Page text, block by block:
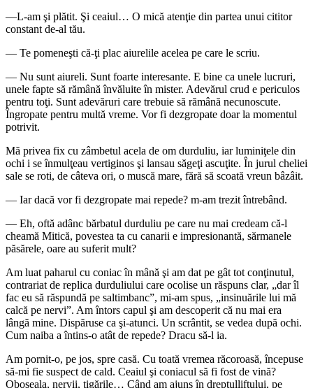
—L-am şi plătit. Şi ceaiul… O mică atenţie din partea unui cititor
constant de-al tău.
— Te pomeneşti că-ţi plac aiurelile acelea pe care le scriu.
— Nu sunt aiureli. Sunt foarte interesante. E bine ca unele lucruri,
unele fapte să rămână învăluite în mister. Adevărul crud e periculos
pentru toţi. Sunt adevăruri care trebuie să rămână necunoscute.
Îngropate pentru multă vreme. Vor fi dezgropate doar la momentul
potrivit.
Mă privea fix cu zâmbetul acela de om durduliu, iar luminiţele din
ochi i se înmulţeau vertiginos şi lansau săgeţi ascuţite. În jurul cheliei
sale se roti, de câteva ori, o muscă mare, fără să scoată vreun bâzâit.
— Iar dacă vor fi dezgropate mai repede? m-am trezit întrebând.
— Eh, oftă adânc bărbatul durduliu pe care nu mai credeam că-l
cheamă Mitică, povestea ta cu canarii e impresionantă, sărmanele
păsărele, oare au suferit mult?
Am luat paharul cu coniac în mână şi am dat pe gât tot conţinutul,
contrariat de replica durduliului care ocolise un răspuns clar, „dar îl
fac eu să răspundă pe saltimbanc”, mi-am spus, „insinuările lui mă
calcă pe nervi”. Am întors capul şi am descoperit că nu mai era
lângă mine. Dispăruse ca şi-atunci. Un scrântit, se vedea după ochi.
Cum naiba a întins-o atât de repede? Dracu să-l ia.
Am pornit-o, pe jos, spre casă. Cu toată vremea răcoroasă, începuse
să-mi fie suspect de cald. Ceaiul şi coniacul să fi fost de vină?
Oboseala, nervii, ţigările… Când am ajuns în dreptulliftului, pe